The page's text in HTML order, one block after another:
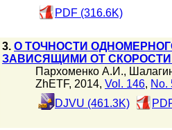
PDF (316.6K)
3. О ТОЧНОСТИ
ЗАВИСЯЩИМИ ОТ
Пархоменко А.И.,
ZhETF, 2014, Vol. 146, No.
DJVU (461.3K)